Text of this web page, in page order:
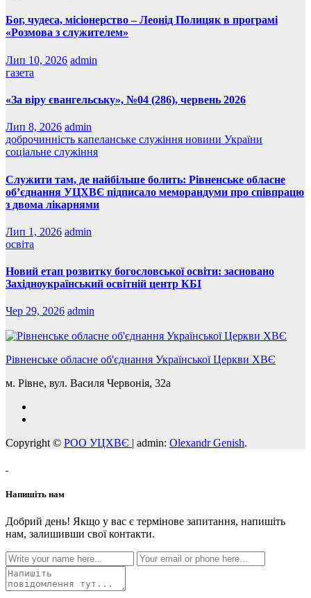
Бог, чудеса, місіонерство – Леонід Полицяк в програмі
«Розмова з служителем»
Лип 10, 2026 admin
газета
«За віру євангельську», №04 (286), червень 2026
Лип 8, 2026 admin
доброчинність капеланське служіння новини України
соціальне служіння
Служити там, де найбільше болить: Рівненське обласне
об’єднання УЦХВЄ підписало меморандуми про співпрацю
з двома лікарнями
Лип 1, 2026 admin
освіта
Новий етап розвитку богословської освіти: засновано
Західноукраїнський освітній центр КБІ
Чер 29, 2026 admin
Рівненське обласне об'єднання Української Церкви ХВЄ
м. Рівне, вул. Василя Червонія, 32а
Copyright © РОО УЦХВЄ | admin: Olexandr Genish.
Напишіть нам
Добрий день! Якщо у вас є термінове запитання, напишіть
нам, залишивши свої контакти.